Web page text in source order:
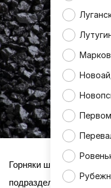
Горняки
подразделения